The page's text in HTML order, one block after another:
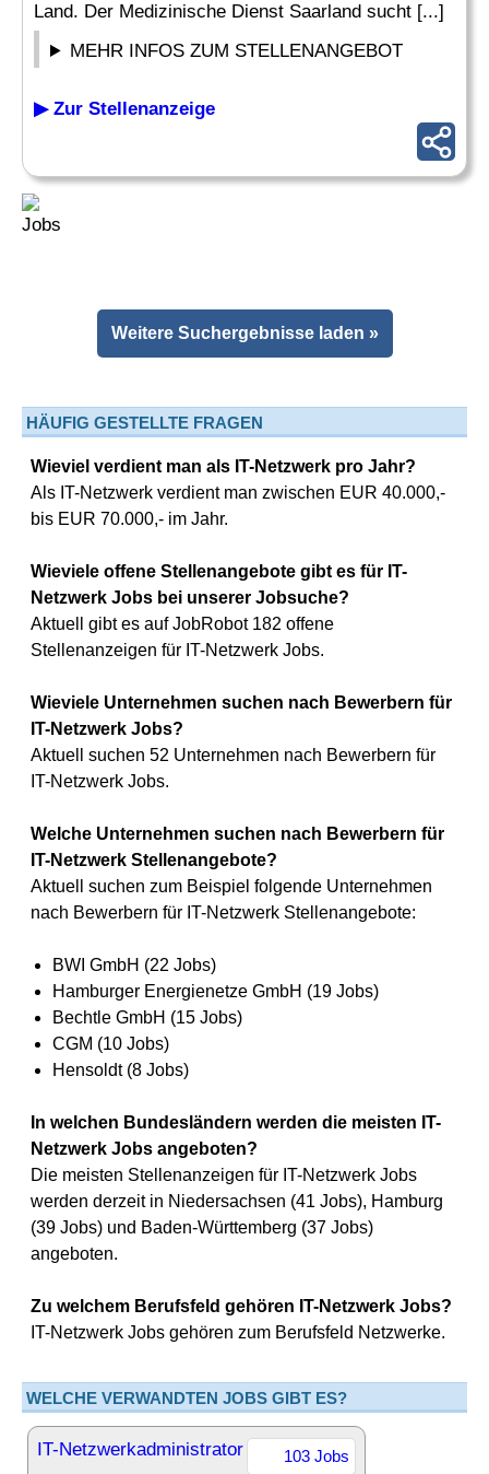
Land. Der Medizinische Dienst Saarland sucht [...]
MEHR INFOS ZUM STELLENANGEBOT
▶ Zur Stellenanzeige
Weitere Suchergebnisse laden »
HÄUFIG GESTELLTE FRAGEN
Wieviel verdient man als IT-Netzwerk pro Jahr?
Als IT-Netzwerk verdient man zwischen EUR 40.000,-
bis EUR 70.000,- im Jahr.
Wieviele offene Stellenangebote gibt es für IT-
Netzwerk Jobs bei unserer Jobsuche?
Aktuell gibt es auf JobRobot 182 offene
Stellenanzeigen für IT-Netzwerk Jobs.
Wieviele Unternehmen suchen nach Bewerbern für
IT-Netzwerk Jobs?
Aktuell suchen 52 Unternehmen nach Bewerbern für
IT-Netzwerk Jobs.
Welche Unternehmen suchen nach Bewerbern für
IT-Netzwerk Stellenangebote?
Aktuell suchen zum Beispiel folgende Unternehmen
nach Bewerbern für IT-Netzwerk Stellenangebote:
BWI GmbH (22 Jobs)
Hamburger Energienetze GmbH (19 Jobs)
Bechtle GmbH (15 Jobs)
CGM (10 Jobs)
Hensoldt (8 Jobs)
In welchen Bundesländern werden die meisten IT-
Netzwerk Jobs angeboten?
Die meisten Stellenanzeigen für IT-Netzwerk Jobs
werden derzeit in Niedersachsen (41 Jobs), Hamburg
(39 Jobs) und Baden-Württemberg (37 Jobs)
angeboten.
Zu welchem Berufsfeld gehören IT-Netzwerk Jobs?
IT-Netzwerk Jobs gehören zum Berufsfeld Netzwerke.
WELCHE VERWANDTEN JOBS GIBT ES?
IT-Netzwerkadministrator 103 Jobs